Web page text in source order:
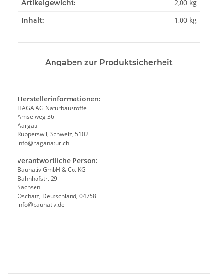
Artikelgewicht: 2,00 kg
Inhalt: 1,00 kg
Angaben zur Produktsicherheit
Herstellerinformationen:
HAGA AG Naturbaustoffe
Amselweg 36
Aargau
Rupperswil, Schweiz, 5102
info@haganatur.ch
verantwortliche Person:
Baunativ GmbH & Co. KG
Bahnhofstr. 29
Sachsen
Oschatz, Deutschland, 04758
info@baunativ.de